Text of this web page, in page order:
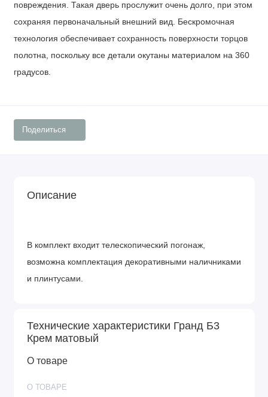
повреждения. Такая дверь прослужит очень долго, при этом
сохраняя первоначальный внешний вид. Бескромочная
технология обеспечивает сохранность поверхности торцов
полотна, поскольку все детали окутаны материалом на 360
градусов.
Поделиться
Описание
В комплект входит телескопический погонаж,
возможна комплектация декоративными наличниками
и плинтусами.
Технические характеристики Гранд Б3
Крем матовый
О товаре
О ТОВАРЕ